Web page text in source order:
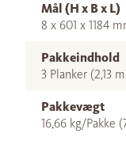
Mål (H x B x L)
8 x 601 x 1184
Pakkeindhold
3 Planker (2,13
Pakkevægt
16,66 kg/Pakke